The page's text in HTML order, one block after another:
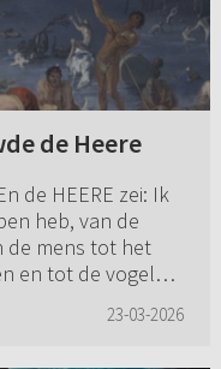
de Heere
de HEERE zei: Ik
heb, van de
de mens tot het
en tot de vogels
23-03-2026